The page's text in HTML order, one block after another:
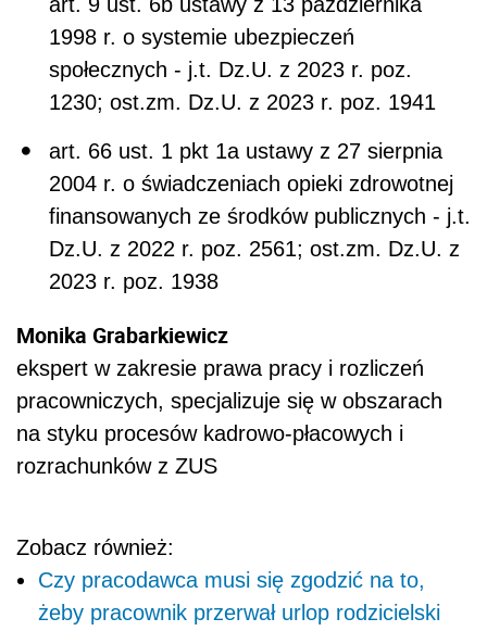
1998 r. o systemie ubezpieczeń
społecznych - j.t. Dz.U. z 2023 r. poz.
1230; ost.zm. Dz.U. z 2023 r. poz. 1941
art. 66 ust. 1 pkt 1a ustawy z 27 sierpnia
2004 r. o świadczeniach opieki zdrowotnej
finansowanych ze środków publicznych - j.t.
Dz.U. z 2022 r. poz. 2561; ost.zm. Dz.U. z
2023 r. poz. 1938
Monika Grabarkiewicz
ekspert w zakresie prawa pracy i rozliczeń
pracowniczych, specjalizuje się w obszarach
na styku procesów kadrowo-płacowych i
rozrachunków z ZUS
Zobacz również:
Czy pracodawca musi się zgodzić na to,
żeby pracownik przerwał urlop rodzicielski